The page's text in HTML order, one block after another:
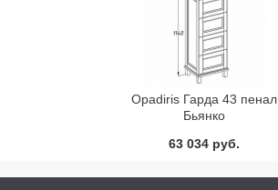
Opadiris Гарда 43 пенал
Бьянко
63 034 руб.